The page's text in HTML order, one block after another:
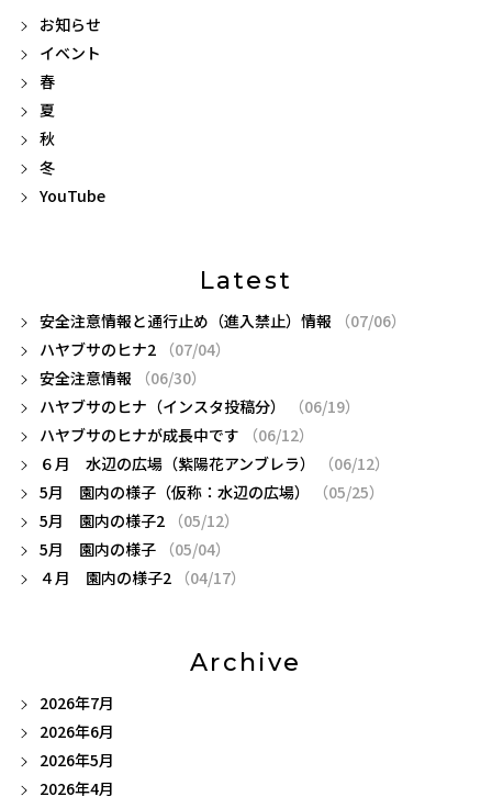
お知らせ
イベント
春
夏
秋
冬
YouTube
Latest
安全注意情報と通行止め（進入禁止）情報
（07/06）
ハヤブサのヒナ2
（07/04）
安全注意情報
（06/30）
ハヤブサのヒナ（インスタ投稿分）
（06/19）
ハヤブサのヒナが成長中です
（06/12）
６月 水辺の広場（紫陽花アンブレラ）
（06/12）
5月 園内の様子（仮称：水辺の広場）
（05/25）
5月 園内の様子2
（05/12）
5月 園内の様子
（05/04）
４月 園内の様子2
（04/17）
Archive
2026年7月
2026年6月
2026年5月
2026年4月